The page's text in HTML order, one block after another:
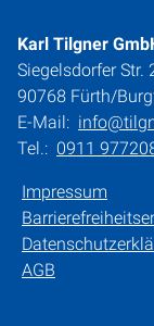
Karl Tilgner
Siegelsdorfer Str.
90768 Fürth/
E-Mail:
Tel.: 0911
Impressum
AGB